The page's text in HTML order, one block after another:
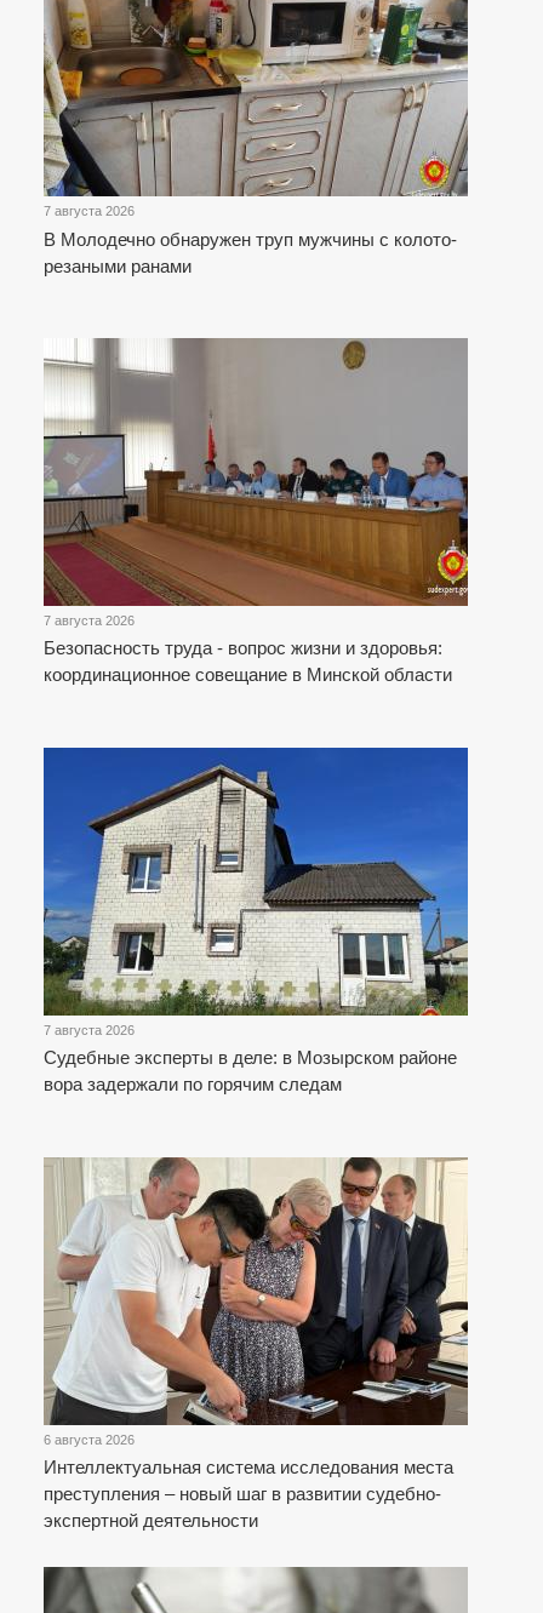
7 августа 2026
В Молодечно обнаружен труп мужчины с колото-
резаными ранами
7 августа 2026
Безопасность труда - вопрос жизни и здоровья:
координационное совещание в Минской области
7 августа 2026
Судебные эксперты в деле: в Мозырском районе
вора задержали по горячим следам
6 августа 2026
Интеллектуальная система исследования места
преступления – новый шаг в развитии судебно-
экспертной деятельности